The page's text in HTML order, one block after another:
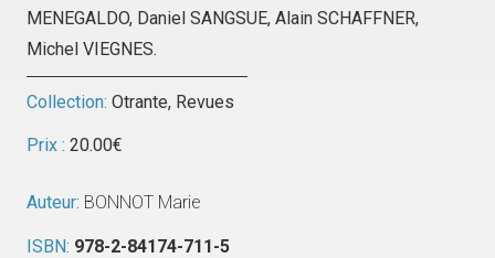
MENEGALDO, Daniel SANGSUE, Alain SCHAFFNER,
Michel VIEGNES.
Collection: Otrante, Revues
Prix : 20.00€
Auteur: BONNOT Marie
ISBN: 978-2-84174-711-5